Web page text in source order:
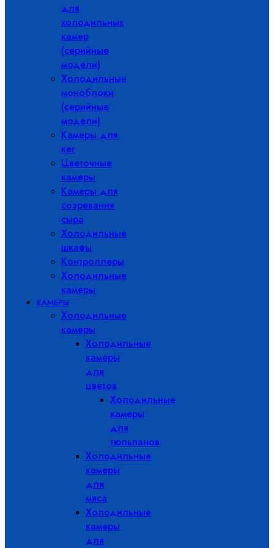
для
холодильных
камер
(серийные
модели)
Холодильные
моноблоки
(серийные
модели)
Камеры для
кег
Цветочные
камеры
Камеры для
созревания
сыра
Холодильные
шкафы
Контроллеры
Холодильные
камеры
КАМЕРЫ
Холодильные
камеры
Холодильные
камеры
для
цветов
Холодильные
камеры
для
тюльпанов
Холодильные
камеры
для
мяса
Холодильные
камеры
для